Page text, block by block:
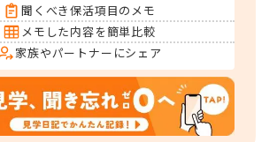
聞くべき保活項目のメモ
メモした内容を簡単比較
家族やパートナーにシェア